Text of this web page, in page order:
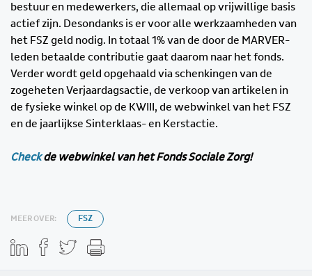
bestuur en medewerkers, die allemaal op vrijwillige basis
actief zijn. Desondanks is er voor alle werkzaamheden van
het FSZ geld nodig. In totaal 1% van de door de MARVER-
leden betaalde contributie gaat daarom naar het fonds.
Verder wordt geld opgehaald via schenkingen van de
zogeheten Verjaardagsactie, de verkoop van artikelen in
de fysieke winkel op de KWIII, de webwinkel van het FSZ
en de jaarlijkse Sinterklaas- en Kerstactie.
Checkde webwinkel van het Fonds Sociale Zorg!
MEER OVER: FSZ